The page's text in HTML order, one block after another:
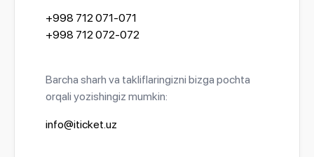
+998 712 071-071
+998 712 072-072
Barcha sharh va takliflaringizni bizga pochta
orqali yozishingiz mumkin:
info@iticket.uz